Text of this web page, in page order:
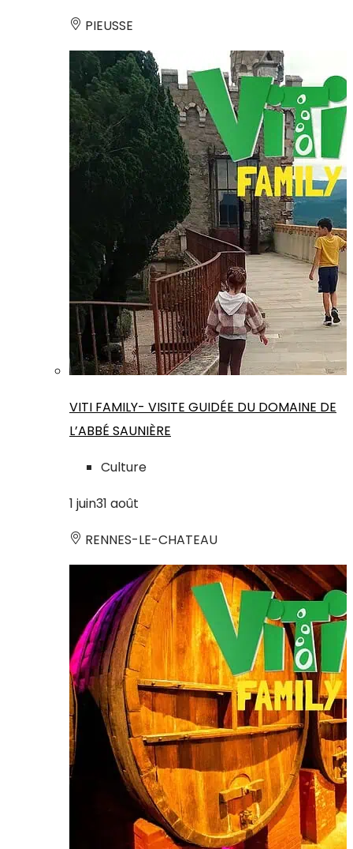
PIEUSSE
VITI FAMILY- VISITE GUIDÉE DU DOMAINE DE
L’ABBÉ SAUNIÈRE
Culture
1 juin31 août
RENNES-LE-CHATEAU